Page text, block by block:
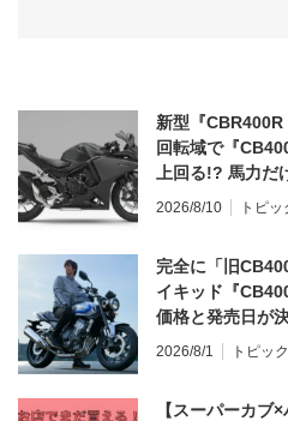
新型『
回転域で『
上回る!? 馬力
とつ！
2026/8/10 トピッ
完全に「旧
イキッド『
価格と発売日が
2026/8/1 トピッ
【スーパーカブ